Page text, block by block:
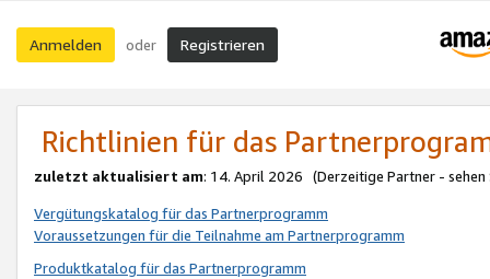
Anmelden oder Registrieren
Richtlinien für das
zuletzt aktualisiert am: 14. April 2026 (Derzeitige Partner - sehen
Vergütungskatalog für das Partnerprogramm
Voraussetzungen für die Teilnahme am Partnerprogramm
Produktkatalog für das Partnerprogramm